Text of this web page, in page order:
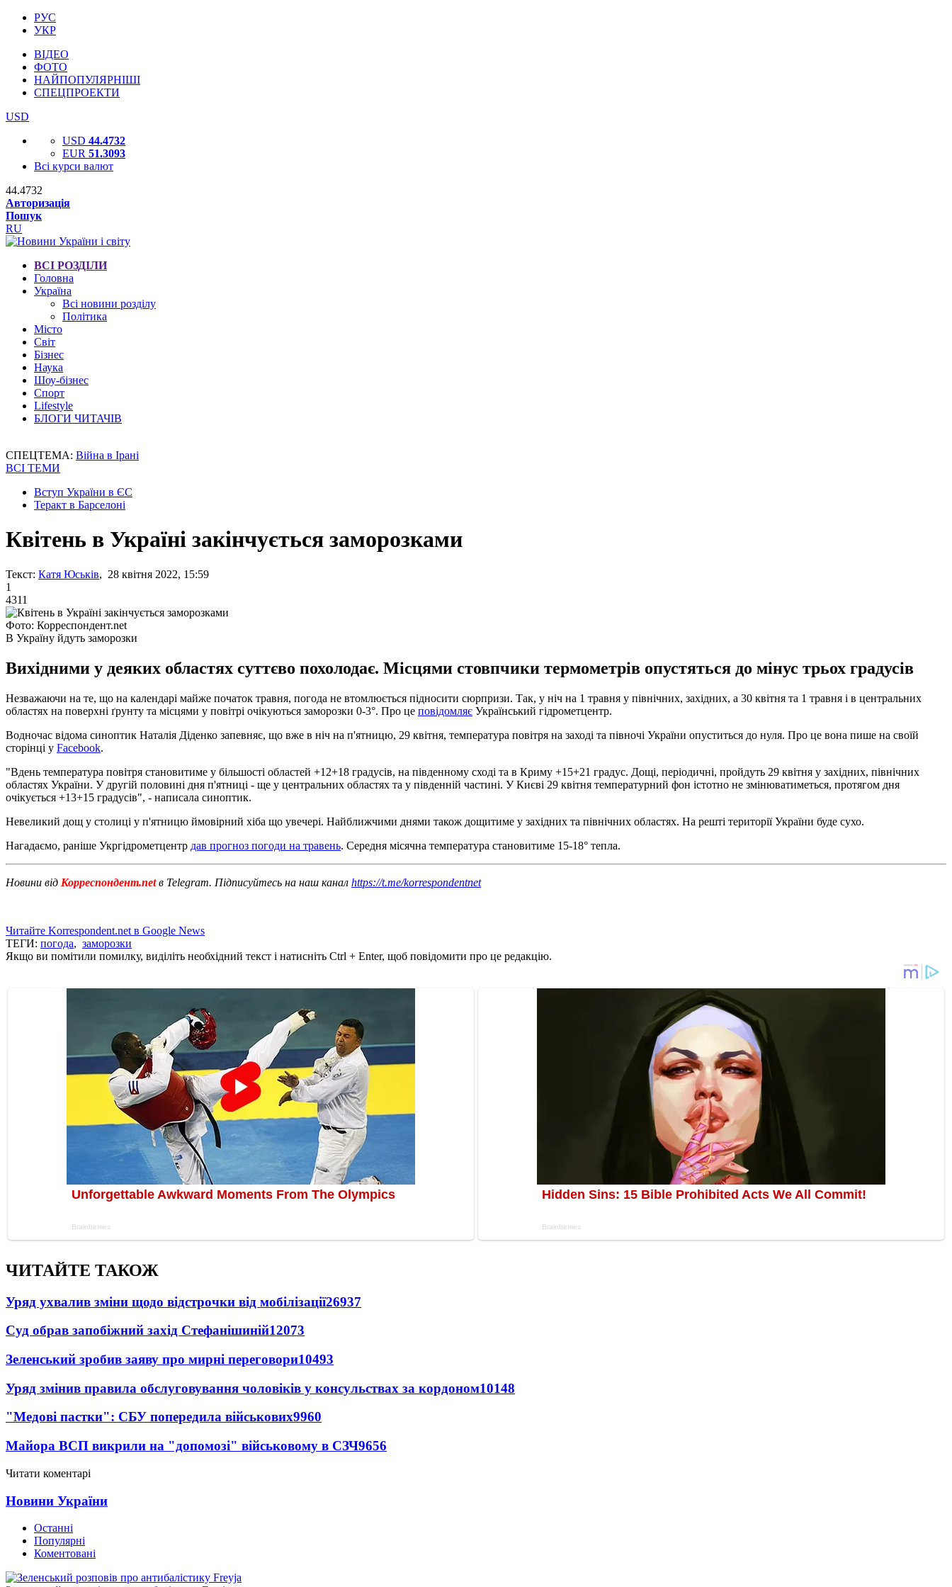
РУС
УКР
ВІДЕО
ФОТО
НАЙПОПУЛЯРНІШІ
СПЕЦПРОЕКТИ
USD
USD 44.4732
EUR 51.3093
Всі курси валют
44.4732
Авторизація
Пошук
RU
ВСІ РОЗДІЛИ
Головна
Україна
Всі новини розділу
Політика
Місто
Світ
Бізнес
Наука
Шоу-бізнес
Спорт
Lifestyle
БЛОГИ ЧИТАЧІВ
СПЕЦТЕМА: Війна в Ірані
ВСІ ТЕМИ
Вступ України в ЄС
Теракт в Барселоні
Квітень в Україні закінчується заморозками
Текст: Катя Юськів, 28 квітня 2022, 15:59
1
4311
Фото: Корреспондент.net
В Україну йдуть заморозки
Вихідними у деяких областях суттєво похолодає. Місцями стовпчики термометрів опустяться до мінус трьох градусів
Незважаючи на те, що на календарі майже початок травня, погода не втомлюється підносити сюрпризи. Так, у ніч на 1 травня у північних, західних, а 30 квітня та 1 травня і в центральних
областях на поверхні ґрунту та місцями у повітрі очікуються заморозки 0-3°. Про це повідомляє Український гідрометцентр.
Водночас відома синоптик Наталія Діденко запевняє, що вже в ніч на п'ятницю, 29 квітня, температура повітря на заході та півночі України опуститься до нуля. Про це вона пише на своїй
сторінці у Facebook.
"Вдень температура повітря становитиме у більшості областей +12+18 градусів, на південному сході та в Криму +15+21 градус. Дощі, періодичні, пройдуть 29 квітня у західних, північних
областях України. У другій половині дня п'ятниці - ще у центральних областях та у південній частині. У Києві 29 квітня температурний фон істотно не змінюватиметься, протягом дня
очікується +13+15 градусів", - написала синоптик.
Невеликий дощ у столиці у п'ятницю ймовірний хіба що увечері. Найближчими днями також дощитиме у західних та північних областях. На решті території України буде сухо.
Нагадаємо, раніше Укргідрометцентр дав прогноз погоди на травень. Середня місячна температура становитиме 15-18° тепла.
Новини від Корреспондент.netв Telegram. Підписуйтесь на наш канал https://t.me/korrespondentnet
Читайте Korrespondent.net в Google News
ТЕГИ: погода, заморозки
Якщо ви помітили помилку, виділіть необхідний текст і натисніть Ctrl + Enter, щоб повідомити про це редакцію.
ЧИТАЙТЕ ТАКОЖ
Уряд ухвалив зміни щодо відстрочки від мобілізації26937
Суд обрав запобіжний захід Стефанішиній12073
Зеленський зробив заяву про мирні переговори10493
Уряд змінив правила обслуговування чоловіків у консульствах за кордоном10148
"Медові пастки": СБУ попередила військових9960
Майора ВСП викрили на "допомозі" військовому в СЗЧ9656
Читати коментарі
Новини України
Останні
Популярні
Коментовані